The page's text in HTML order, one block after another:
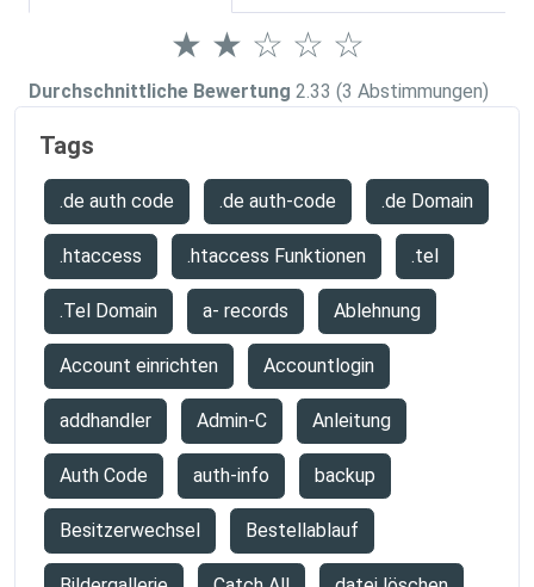
☆
☆
☆
★
★
Durchschnittliche Bewertung 2.33 (3 Abstimmungen)
Tags
.de auth code .de auth-code .de Domain
.htaccess .htaccess Funktionen .tel
.Tel Domain a- records Ablehnung
Account einrichten Accountlogin
addhandler Admin-C Anleitung
Auth Code auth-info backup
Besitzerwechsel Bestellablauf